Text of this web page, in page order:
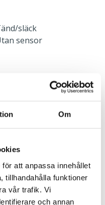
Om
att anpassa innehållet
tillhandahålla funktioner
vår trafik. Vi
och annan
släck
sensor
armatur. Drivaren är
för möjlighet till